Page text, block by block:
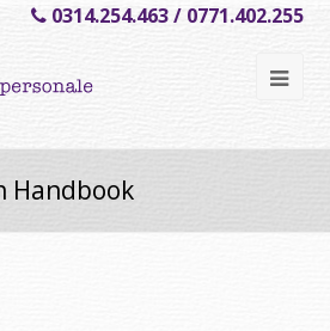
0314.254.463 / 0771.402.255
Handbook